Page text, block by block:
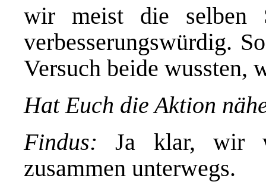
wir meist die selben
verbesserungswürdig.
Versuch beide wussten,
Hat Euch die Aktion
Findus: Ja klar, wir
zusammen unterwegs.